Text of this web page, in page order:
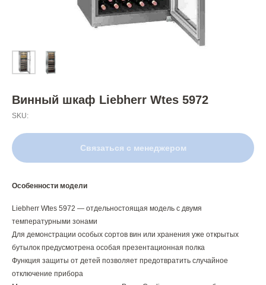
Винный шкаф Liebherr Wtes 5972
SKU:
Связаться с менеджером
Особенности модели
Liebherr Wtes 5972 — отдельностоящая модель с двумя
температурными зонами
Для демонстрации особых сортов вин или хранения уже открытых
бутылок предусмотрена особая презентационная полка
Функция защиты от детей позволяет предотвратить случайное
отключение прибора